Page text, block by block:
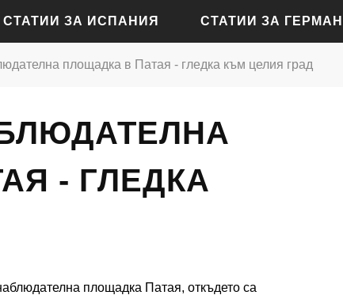
СТАТИИ ЗА ИСПАНИЯ
ЗА БАРСЕЛОНА
СТАТИИ ЗА СЕВИЛЯ
СТАТИИ ЗА
СТАТИИ ЗА БЕРЛИН
СТАТИИ ЗА ДРЕЗДЕН
СТАТИИ ЗА МЮНХЕН
площадка в Патая - гледка към целия град
- ГЛЕДКА
площадка Патая, откъдето са